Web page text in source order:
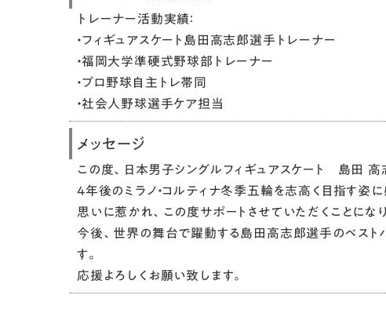
トレーナー活動実績：
・フィギュアスケート島田高志郎選手トレーナー
・福岡大学準硬式野球部トレーナー
・プロ野球自主トレ帯同
・社会人野球選手ケア担当
メッセージ
この度、日本男子シングルフィギュアスケート 島田
4年後のミラノ・コルティナ冬季五輪を志高く目指す
思いに惹かれ、この度サポートさせていただくことにな
今後、世界の舞台で躍動する島田高志郎選手のベスト
す。
応援よろしくお願い致します。